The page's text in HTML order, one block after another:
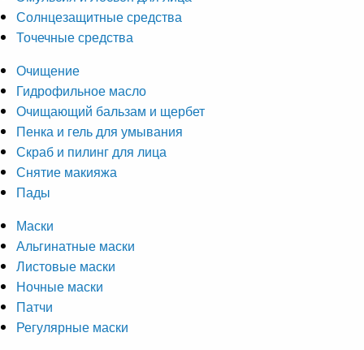
Солнцезащитные средства
Точечные средства
Очищение
Гидрофильное масло
Очищающий бальзам и щербет
Пенка и гель для умывания
Скраб и пилинг для лица
Снятие макияжа
Пады
Маски
Альгинатные маски
Листовые маски
Ночные маски
Патчи
Регулярные маски